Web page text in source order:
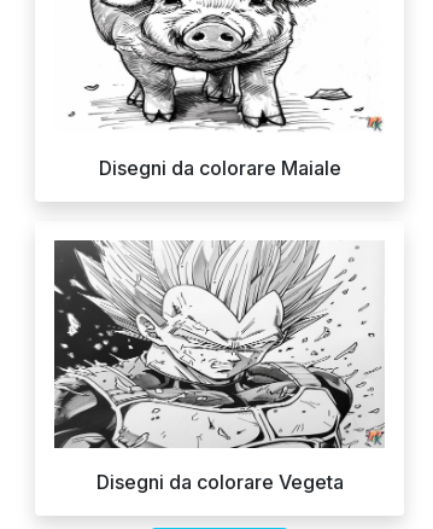
Disegni da colorare Maiale
Disegni da colorare Vegeta